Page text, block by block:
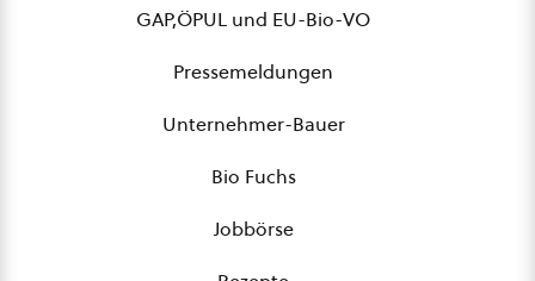
GAP,ÖPUL und EU-Bio-VO
Pressemeldungen
Unternehmer-Bauer
Bio Fuchs
Jobbörse